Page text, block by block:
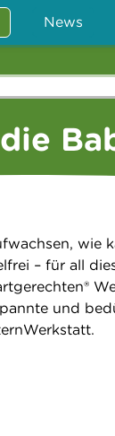
News
wie
– für all
und